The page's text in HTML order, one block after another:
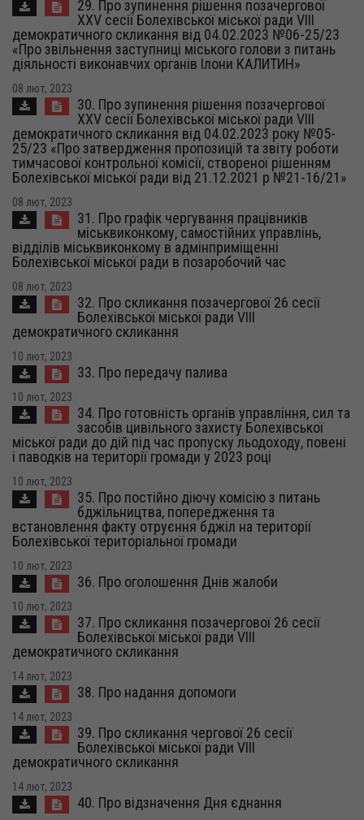
29. Про зупинення рішення позачергової
XXV сесії Болехівської міської ради VIII
демократичного скликання від 04.02.2023 №06-25/23
«Про звільнення заступниці міського голови з питань
діяльності виконавчих органів Ілони КАЛИТИН»
08 лют, 2023
30. Про зупинення рішення позачергової
XXV сесії Болехівської міської ради VIII
демократичного скликання від 04.02.2023 року №05-
25/23 «Про затвердження пропозицій та звіту роботи
тимчасової контрольної комісії, створеної рішенням
Болехівської міської ради від 21.12.2021 р №21-16/21»
08 лют, 2023
31. Про графік чергування працівників
міськвиконкому, самостійних управлінь,
відділів міськвиконкому в адмінприміщенні
Болехівської міської ради в позаробочий час
08 лют, 2023
32. Про скликання позачергової 26 сесії
Болехівської міської ради VІІI
демократичного скликання
10 лют, 2023
33. Про передачу палива
10 лют, 2023
34. Про готовність органів управління, сил та
засобів цивільного захисту Болехівської
міської ради до дій під час пропуску льодоходу, повені
і паводків на території громади у 2023 році
10 лют, 2023
35. Про постійно діючу комісію з питань
бджільництва, попередження та
встановлення факту отруєння бджіл на території
Болехівської територіальної громади
10 лют, 2023
36. Про оголошення Днів жалоби
10 лют, 2023
37. Про скликання позачергової 26 сесії
Болехівської міської ради VІІI
демократичного скликання
14 лют, 2023
38. Про надання допомоги
14 лют, 2023
39. Про скликання чергової 26 сесії
Болехівської міської ради VІІI
демократичного скликання
14 лют, 2023
40. Про відзначення Дня єднання